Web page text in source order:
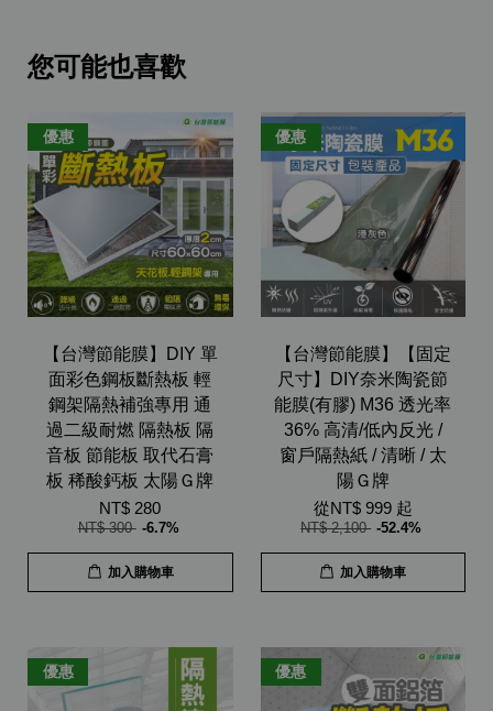
您可能也喜歡
優惠
【台灣節能膜】DIY 單
面彩色鋼板斷熱板 輕
鋼架隔熱補強專用 通
過二級耐燃 隔熱板 隔
音板 節能板 取代石膏
板 稀酸鈣板 太陽Ｇ牌
NT$ 280
NT$ 300 -6.7%
加入購物車
優惠
【台灣節能膜】【固定
尺寸】DIY奈米陶瓷節
能膜(有膠) M36 透光率
36% 高清/低內反光 /
窗戶隔熱紙 / 清晰 / 太
陽Ｇ牌
從NT$ 999 起
NT$ 2,100 -52.4%
加入購物車
優惠 優惠